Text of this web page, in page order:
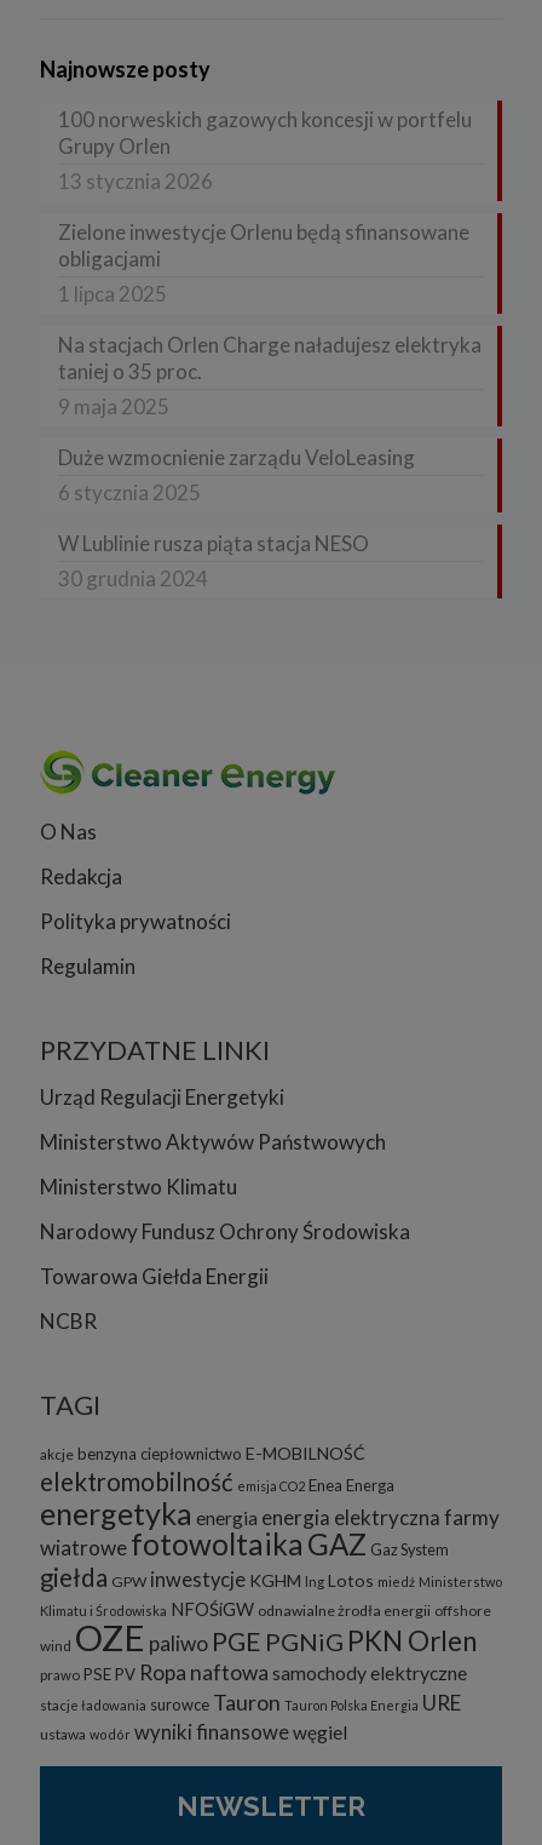
Najnowsze posty
100 norweskich gazowych koncesji w portfelu
Grupy Orlen
13 stycznia 2026
Zielone inwestycje Orlenu będą sfinansowane
obligacjami
1 lipca 2025
Na stacjach Orlen Charge naładujesz elektryka
taniej o 35 proc.
9 maja 2025
Duże wzmocnienie zarządu VeloLeasing
6 stycznia 2025
W Lublinie rusza piąta stacja NESO
30 grudnia 2024
O Nas
Redakcja
Polityka prywatności
Regulamin
PRZYDATNE LINKI
Urząd Regulacji Energetyki
Ministerstwo Aktywów Państwowych
Ministerstwo Klimatu
Narodowy Fundusz Ochrony Środowiska
Towarowa Giełda Energii
NCBR
TAGI
akcje benzyna ciepłownictwo E-MOBILNOŚĆ
elektromobilność emisja CO2 Enea Energa
energetyka energia energia elektrycznafarmy
wiatrowefotowoltaika GAZ Gaz System
giełda GPW inwestycje KGHM lng Lotos miedź Ministerstwo
Klimatu i Środowiska NFOŚiGW odnawialne żrodła energii offshore
wind OZE paliwo PGE PGNiG PKN Orlen
prawo PSE PV Ropa naftowa samochody elektryczne
stacje ładowania surowce Tauron Tauron Polska Energia URE
ustawa wodór wyniki finansowewęgiel
NEWSLETTER